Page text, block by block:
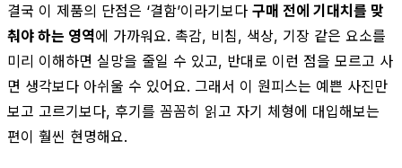
결국 이 제품의 단점은 ‘결함’이라기보다 구매 전에 기대치를 맞
춰야 하는 영역에 가까워요. 촉감, 비침, 색상, 기장 같은 요소를
미리 이해하면 실망을 줄일 수 있고, 반대로 이런 점을 모르고 사
면 생각보다 아쉬울 수 있어요. 그래서 이 원피스는 예쁜 사진만
보고 고르기보다, 후기를 꼼꼼히 읽고 자기 체형에 대입해보는
편이 훨씬 현명해요.